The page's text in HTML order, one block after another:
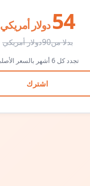
54 دولار أمريكي
بدلا من90دولار أمريكي
تجدد كل 6 أشهر بالسعر الأصلي
اشترك